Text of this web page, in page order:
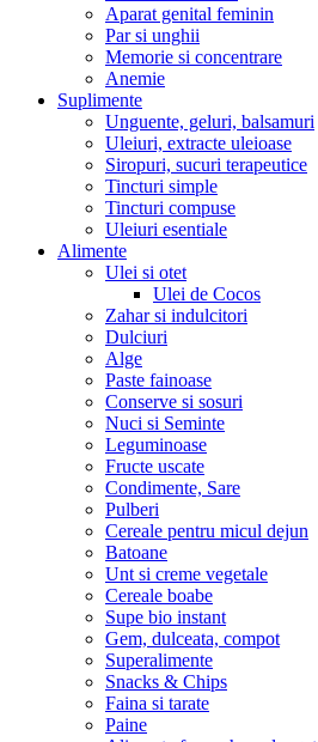
Aparat genital feminin
Par si unghii
Memorie si concentrare
Anemie
Suplimente
Unguente, geluri, balsamuri
Uleiuri, extracte uleioase
Siropuri, sucuri terapeutice
Tincturi simple
Tincturi compuse
Uleiuri esentiale
Alimente
Ulei si otet
Ulei de Cocos
Zahar si indulcitori
Dulciuri
Alge
Paste fainoase
Conserve si sosuri
Nuci si Seminte
Leguminoase
Fructe uscate
Condimente, Sare
Pulberi
Cereale pentru micul dejun
Batoane
Unt si creme vegetale
Cereale boabe
Supe bio instant
Gem, dulceata, compot
Superalimente
Snacks & Chips
Faina si tarate
Paine